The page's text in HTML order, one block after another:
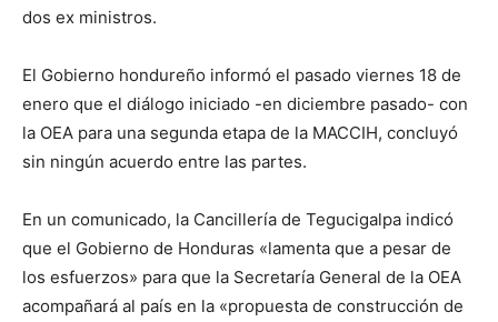
dos ex ministros.
El Gobierno hondureño informó el pasado viernes 18 de
enero que el diálogo iniciado -en diciembre pasado- con
la OEA para una segunda etapa de la MACCIH, concluyó
sin ningún acuerdo entre las partes.
En un comunicado, la Cancillería de Tegucigalpa indicó
que el Gobierno de Honduras «lamenta que a pesar de
los esfuerzos» para que la Secretaría General de la OEA
acompañará al país en la «propuesta de construcción de